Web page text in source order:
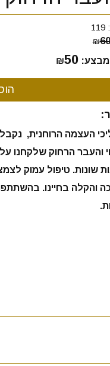
:
119
₪60
מבצע: ₪50
העצמה הרוחנית,
והעבר הרחוק שלקחנו
שונות. טיפול עמוק
והקלה בחיינו.